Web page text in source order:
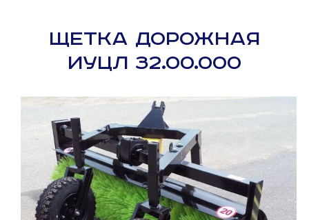
ЩЕТКА ДОРОЖНАЯ
ИУЦЛ 32.00.000